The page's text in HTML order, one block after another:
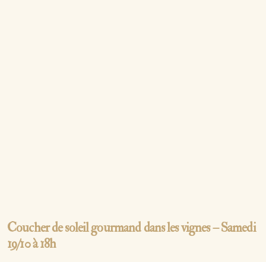
Coucher de soleil gourmand dans les vignes – Samedi
19/10 à 18h